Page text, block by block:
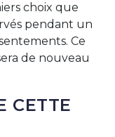
choix que
pendant un
Ce
de nouveau
CETTE